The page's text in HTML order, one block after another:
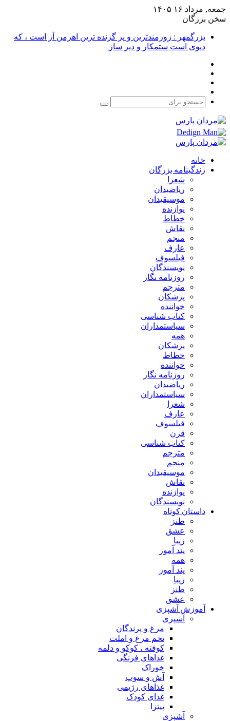
جمعه, مرداد ۱۶ ۱۴۰۵
سخن بزرگان
بزرگمهر : زورمندترین و پر گزنده ترین اهرمن آز است ، که
دیوی است ستمکار و دیر ساز
جستجو
خانه
زندگینامه بزرگان
شعرا
ریاضیدان
موسیقیدان
نوازنده
خطاط
نقاش
منجم
عارف
فیلسوف
نویسندگان
روزنامه نگار
مترجم
پزشکان
خواننده
کتاب شناسی
سیاستمداران
همه
پزشکان
خطاط
خواننده
روزنامه نگار
ریاضیدان
سیاستمداران
شعرا
عارف
فیلسوف
قرن
کتاب شناسی
مترجم
منجم
موسیقیدان
نقاش
نوازنده
نویسندگان
داستان کوتاه
طنز
عشق
زیبا
پند آموز
همه
پند آموز
زیبا
طنز
عشق
آموزش آشپزی
آشپزی
مرغ و پرندگان
تخم مرغ و املت
کوفته ، کوکو و دلمه
غذاهای فرنگی
خوراک
آش و سوپ
غذاهای رژیمی
غذای کودک
پیتزا
آشپزی